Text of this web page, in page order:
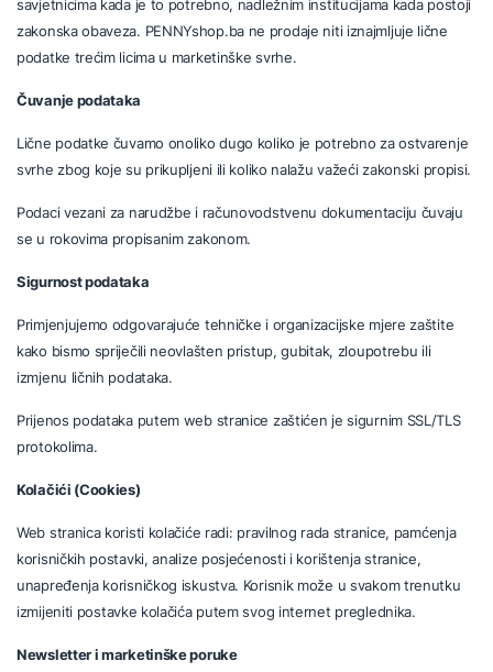
savjetnicima kada je to potrebno, nadležnim institucijama kada postoji
zakonska obaveza. PENNYshop.ba ne prodaje niti iznajmljuje lične
podatke trećim licima u marketinške svrhe.
Čuvanje podataka
Lične podatke čuvamo onoliko dugo koliko je potrebno za ostvarenje
svrhe zbog koje su prikupljeni ili koliko nalažu važeći zakonski propisi.
Podaci vezani za narudžbe i računovodstvenu dokumentaciju čuvaju
se u rokovima propisanim zakonom.
Sigurnost podataka
Primjenjujemo odgovarajuće tehničke i organizacijske mjere zaštite
kako bismo spriječili neovlašten pristup, gubitak, zloupotrebu ili
izmjenu ličnih podataka.
Prijenos podataka putem web stranice zaštićen je sigurnim SSL/TLS
protokolima.
Kolačići (Cookies)
Web stranica koristi kolačiće radi: pravilnog rada stranice, pamćenja
korisničkih postavki, analize posjećenosti i korištenja stranice,
unapređenja korisničkog iskustva. Korisnik može u svakom trenutku
izmijeniti postavke kolačića putem svog internet preglednika.
Newsletter i marketinške poruke